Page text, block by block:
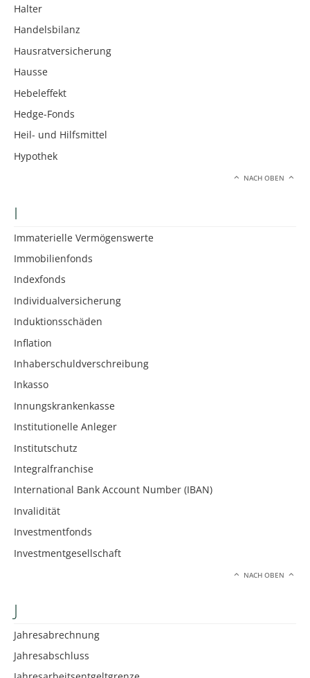
Halter
Handelsbilanz
Hausratversicherung
Hausse
Hebeleffekt
Hedge-Fonds
Heil- und Hilfsmittel
Hypothek
NACH OBEN
I
Immaterielle Vermögenswerte
Immobilienfonds
Indexfonds
Individualversicherung
Induktionsschäden
Inflation
Inhaberschuldverschreibung
Inkasso
Innungskrankenkasse
Institutionelle Anleger
Institutschutz
Integralfranchise
International Bank Account Number (IBAN)
Invalidität
Investmentfonds
Investmentgesellschaft
NACH OBEN
J
Jahresabrechnung
Jahresabschluss